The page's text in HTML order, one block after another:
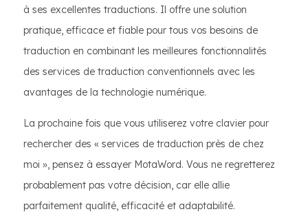
à ses excellentes traductions. Il offre une solution
pratique, efficace et fiable pour tous vos besoins de
traduction en combinant les meilleures fonctionnalités
des services de traduction conventionnels avec les
avantages de la technologie numérique.
La prochaine fois que vous utiliserez votre clavier pour
rechercher des « services de traduction près de chez
moi », pensez à essayer MotaWord. Vous ne regretterez
probablement pas votre décision, car elle allie
parfaitement qualité, efficacité et adaptabilité.